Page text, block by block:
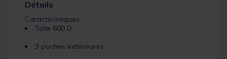
Détails
Caractéristiques
Toile 600 D
3 poches extérieures